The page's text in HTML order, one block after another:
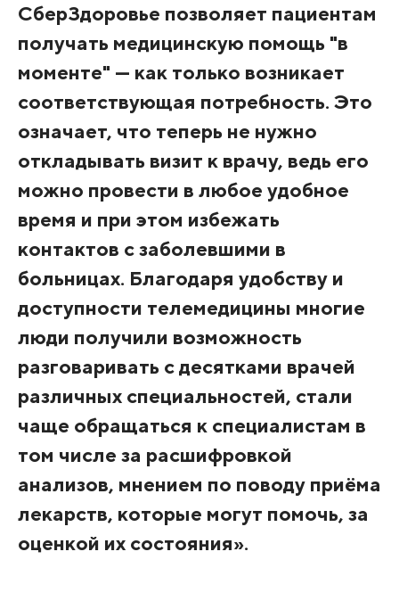
СберЗдоровье позволяет пациентам
получать медицинскую помощь "в
моменте" — как только возникает
соответствующая потребность. Это
означает, что теперь не нужно
откладывать визит к врачу, ведь его
можно провести в любое удобное
время и при этом избежать
контактов с заболевшими в
больницах. Благодаря удобству и
доступности телемедицины многие
люди получили возможность
разговаривать с десятками врачей
различных специальностей, стали
чаще обращаться к специалистам в
том числе за расшифровкой
анализов, мнением по поводу приёма
лекарств, которые могут помочь, за
оценкой их состояния».